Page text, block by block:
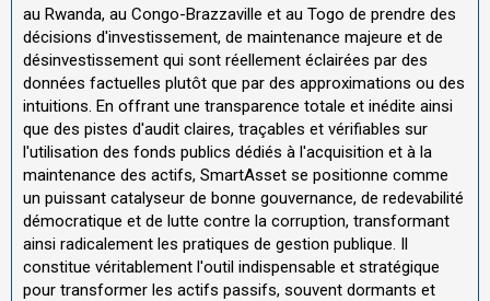
au Rwanda, au Congo-Brazzaville et au Togo de prendre des
décisions d'investissement, de maintenance majeure et de
désinvestissement qui sont réellement éclairées par des
données factuelles plutôt que par des approximations ou des
intuitions. En offrant une transparence totale et inédite ainsi
que des pistes d'audit claires, traçables et vérifiables sur
l'utilisation des fonds publics dédiés à l'acquisition et à la
maintenance des actifs, SmartAsset se positionne comme
un puissant catalyseur de bonne gouvernance, de redevabilité
démocratique et de lutte contre la corruption, transformant
ainsi radicalement les pratiques de gestion publique. Il
constitue véritablement l'outil indispensable et stratégique
pour transformer les actifs passifs, souvent dormants et